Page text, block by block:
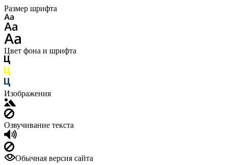
Размер шрифта
Цвет фона и шрифта
Изображения
Озвучивание текста
Обычная версия сайта